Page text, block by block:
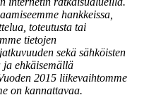
hankkeissa,
toteutusta tai
tietojen
sekä sähköisten
ehkäisemällä
2015 liikevaihtomme
on kannattavaa.